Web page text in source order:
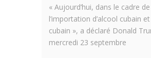
« Aujourd’hui, dans le cadre
l’importation d’alcool cubain
cubain », a déclaré Donald
mercredi 23 septembre